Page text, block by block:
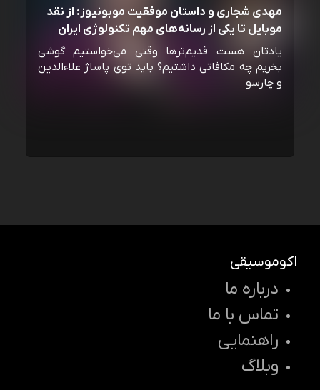
مهدی شجاری و داستان موفقیت موبونیوز: از نقد
موبایل تا یکی از رسانه‌‌های مهم تکنولوژی ایران
یادتان هست قدیم‌ترها وقتی می‌خواستیم گوشی
بخریم چه مکافاتی داشتیم؟ باید توی پاساژ علاءالدین
و چارسو
اکوموسیقی
درباره ما
تماس با ما
راهنمایی
وبلاگ